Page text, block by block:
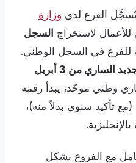
الفرع لدى وزارة
لاستخراج السجل
للفرع في السجل الوطني.
نظام السجل التجاري الجديد الساري من 3 أبريل
وطني موحّد، يبدأ رقمه
(مع تأكيد سنوي بدلاً منه)،
مع الفروع بشكل